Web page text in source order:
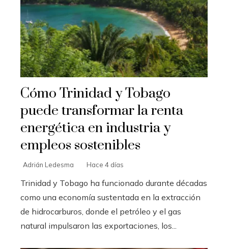
Cómo Trinidad y Tobago
puede transformar la renta
energética en industria y
empleos sostenibles
Adrián Ledesma Hace 4 días
Trinidad y Tobago ha funcionado durante décadas
como una economía sustentada en la extracción
de hidrocarburos, donde el petróleo y el gas
natural impulsaron las exportaciones, los...